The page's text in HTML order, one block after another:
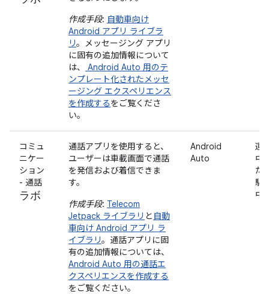
作成手段: 自動車向け
Android アプリ ライブラ
リ。メッセージング アプリ
に固有の追加情報について
は、
Android Auto 用のテ
ンプレート化されたメッセ
ージング エクスペリエンス
を作成するをご覧くださ
い。
コミュ
ニケー
ション
- 通話
ラボ
通話アプリを使用すると、
ユーザーは車載画面で通話
を発信および着信できま
す。
作成手段: Telecom
Jetpack ライブラリ と 自動
車向け Android アプリ ラ
イブラリ。通話アプリに固
有の追加情報については、
Android Auto 用の通話エ
クスペリエンスを作成する
をご覧ください。
Android
Auto
運
中
た
駐
中